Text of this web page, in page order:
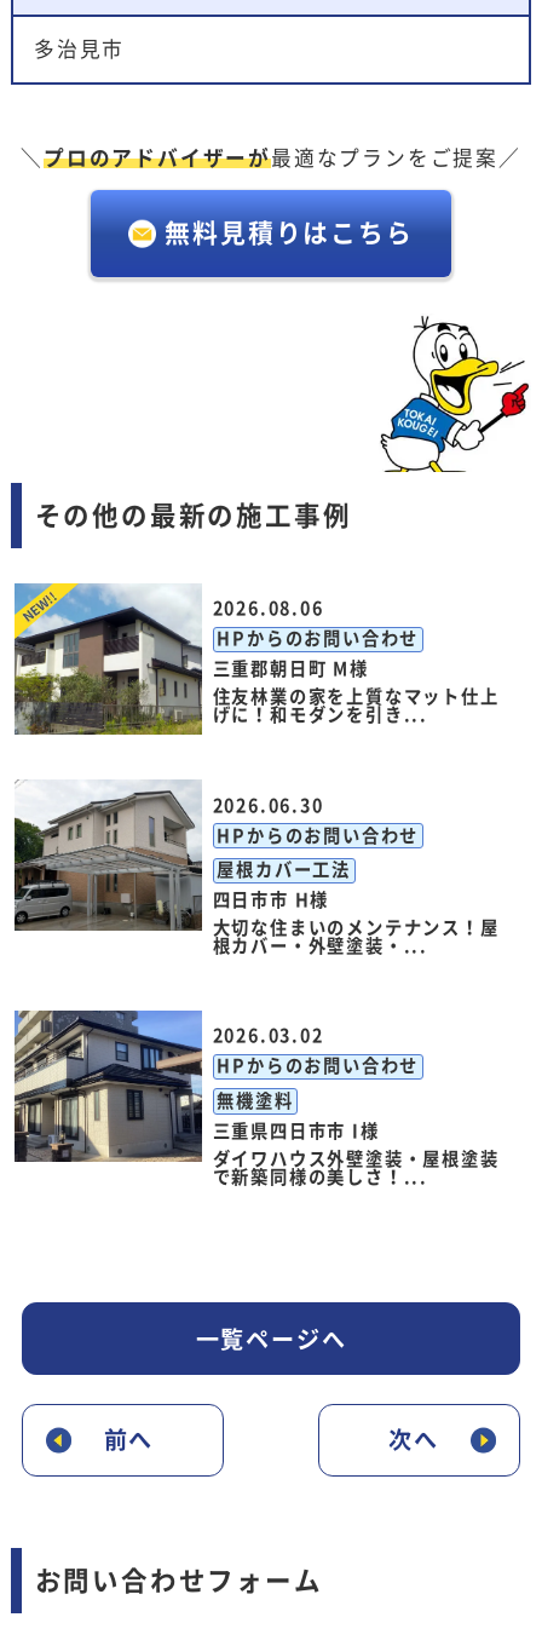
多治見市
＼プロのアドバイザーが最適なプランをご提案／
無料見積りはこちら
その他の最新の施工事例
2026.08.06
HPからのお問い合わせ
三重郡朝日町 M様
住友林業の家を上質なマット仕上
げに！和モダンを引き...
2026.06.30
HPからのお問い合わせ
屋根カバー工法
四日市市 H様
大切な住まいのメンテナンス！屋
根カバー・外壁塗装・...
2026.03.02
HPからのお問い合わせ
無機塗料
三重県四日市市 I様
ダイワハウス外壁塗装・屋根塗装
で新築同様の美しさ！...
前へ
一覧ページへ
次へ
お問い合わせフォーム